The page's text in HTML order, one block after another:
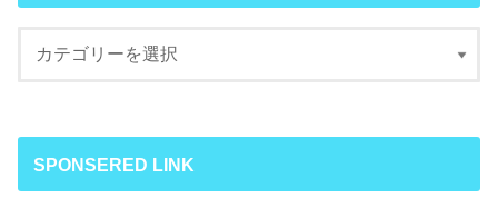
SPONSERED LINK